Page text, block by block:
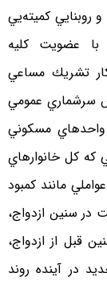
روبنايي كميته‌يي
عضويت كليه
تشريك مساعي
سرشماري عمومي
انجام شده در سال1385 كل واحدهاي مسكوني
كه كل خانوارهاي
است. عواملي مانند كمبود
در سنين ازدواج،
قبل از ازدواج،
در آينده روند